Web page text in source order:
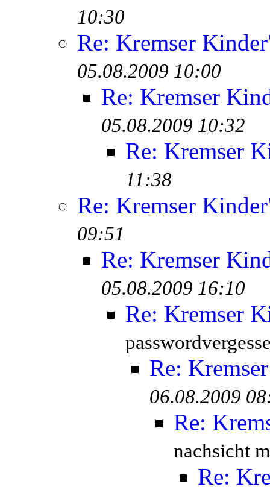
10:30
Re: Kremser
05.08.2009 10:00
Re: Kremser
05.08.2009 10:32
Re: Kremser
11:38
Re: Kremser
09:51
Re: Kremser
05.08.2009 16:10
Re: Kremser
Re:
06.08.2009
Re:
nachsicht
Re: